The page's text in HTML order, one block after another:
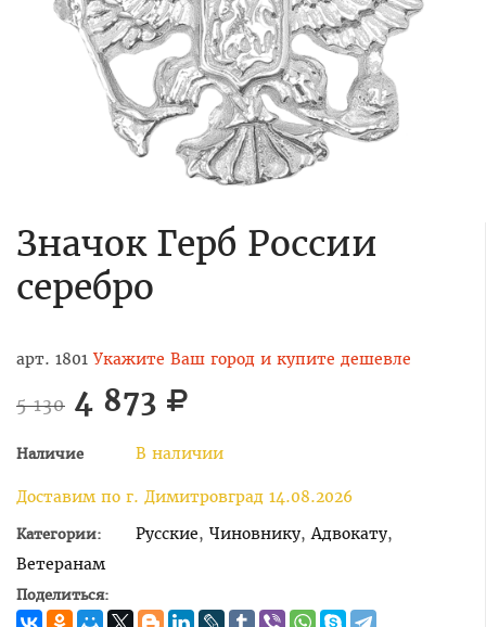
Значок Герб России
серебро
арт. 1801 Укажите Ваш город и купите дешевле
5 130 4 873
Наличие В наличии
Доставим по г. Димитровград 14.08.2026
Категории: Русские, Чиновнику,Адвокату,
Ветеранам
Поделиться: